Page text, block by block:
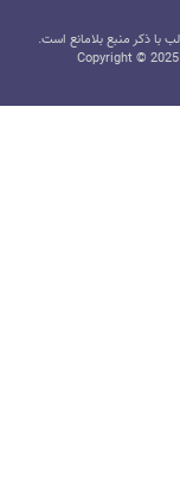
ذکر منبع بلامانع است.
Copyright ©